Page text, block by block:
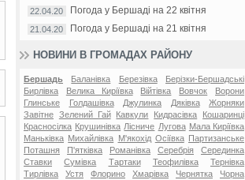
22.04.20 Погода у Бершаді на 22 квітня
21.04.20 Погода у Бершаді на 21 квітня
НОВИНИ В ГРОМАДАХ РАЙОНУ
Бершадь Баланівка Березівка
Берізки-Бершадські
Бирлівка
Велика Киріївка Війтівка Вовчок
Ворони
Глинське
Голдашівка Джулинка Дяківка
Жорняки
Завітне Зелений Гай Кавкули Кидрасівка
Кошаринці
Красносілка Крушинівка Лісниче Лугова Мала Киріївка
Маньківка Михайлівка М'якохід Осіївка
Партизанське
Поташня
П'ятківка Романівка Серебрія
Серединка
Ставки
Сумівка Тартаки Теофилівка
Тернівка
Тирлівка
Устя Флорино Хмарівка Чернятка
Чорна